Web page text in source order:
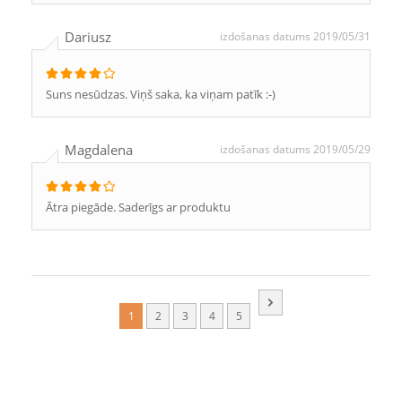
Dariusz izdošanas datums 2019/05/31
Suns nesūdzas. Viņš saka, ka viņam patīk :-)
Magdalena izdošanas datums 2019/05/29
Ātra piegāde. Saderīgs ar produktu
1 2 3 4 5